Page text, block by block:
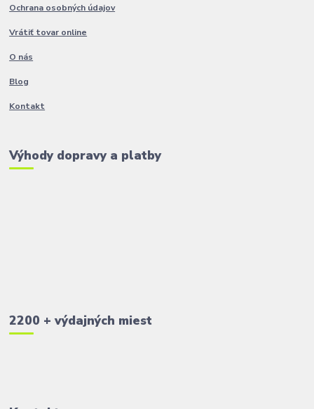
Ochrana osobných údajov
Vrátiť tovar online
O nás
Blog
Kontakt
Výhody dopravy a platby
2200 + výdajných miest